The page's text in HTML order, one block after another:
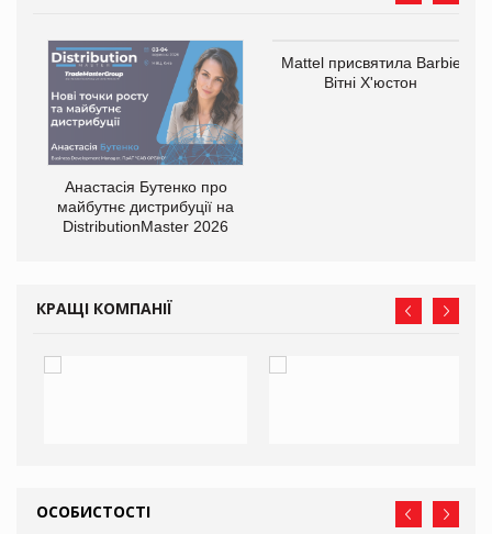
Анастасія Бутенко про
майбутнє дистрибуції на
DistributionMaster 2026
Mattel присвятила Barbie
Вітні Х'юстон
КРАЩІ КОМПАНІЇ
ОСОБИСТОСТІ